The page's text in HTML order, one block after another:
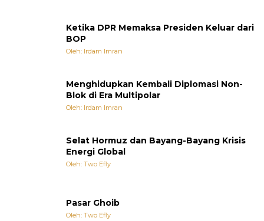
Ketika DPR Memaksa Presiden Keluar dari
BOP
Oleh: Irdam Imran
Menghidupkan Kembali Diplomasi Non-
Blok di Era Multipolar
Oleh: Irdam Imran
Selat Hormuz dan Bayang-Bayang Krisis
Energi Global
Oleh: Two Efly
Pasar Ghoib
Oleh: Two Efly